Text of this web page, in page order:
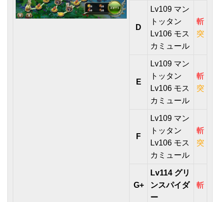
D
Lv109 マン
トッタン
Lv106 モス
カミュール
斬
突
E
Lv109 マン
トッタン
Lv106 モス
カミュール
斬
突
F
Lv109 マン
トッタン
Lv106 モス
カミュール
斬
突
G+
Lv114 グリ
ンスパイダ
ー
斬